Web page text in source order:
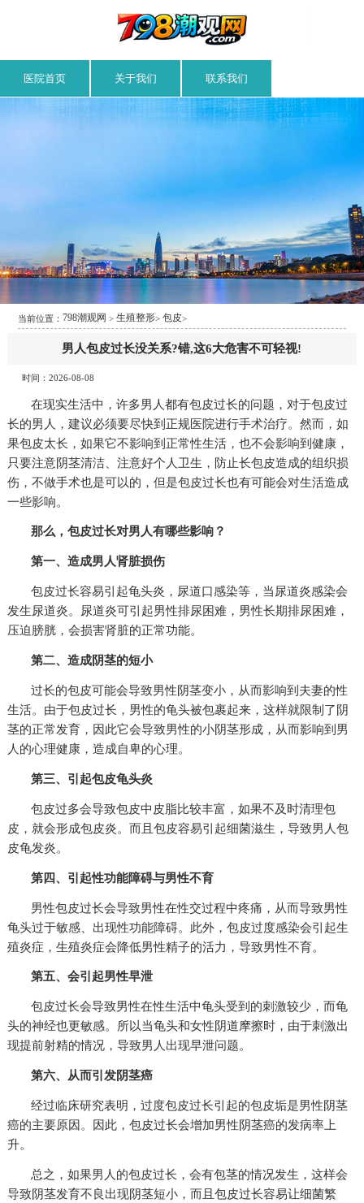
医院首页 关于我们 联系我们
当前位置：798潮观网 >生殖整形>包皮>
男人包皮过长没关系?错,这6大危害不可轻视!
时间：2026-08-08
在现实生活中，许多男人都有包皮过长的问题，对于包皮过
长的男人，建议必须要尽快到正规医院进行手术治疗。然而，如
果包皮太长，如果它不影响到正常性生活，也不会影响到健康，
只要注意阴茎清洁、注意好个人卫生，防止长包皮造成的组织损
伤，不做手术也是可以的，但是包皮过长也有可能会对生活造成
一些影响。
那么，包皮过长对男人有哪些影响？
第一、造成男人肾脏损伤
包皮过长容易引起龟头炎，尿道口感染等，当尿道炎感染会
发生尿道炎。尿道炎可引起男性排尿困难，男性长期排尿困难，
压迫膀胱，会损害肾脏的正常功能。
第二、造成阴茎的短小
过长的包皮可能会导致男性阴茎变小，从而影响到夫妻的性
生活。由于包皮过长，男性的龟头被包裹起来，这样就限制了阴
茎的正常发育，因此它会导致男性的小阴茎形成，从而影响到男
人的心理健康，造成自卑的心理。
第三、引起包皮龟头炎
包皮过多会导致包皮中皮脂比较丰富，如果不及时清理包
皮，就会形成包皮炎。而且包皮容易引起细菌滋生，导致男人包
皮龟发炎。
第四、引起性功能障碍与男性不育
男性包皮过长会导致男性在性交过程中疼痛，从而导致男性
龟头过于敏感、出现性功能障碍。此外，包皮过度感染会引起生
殖炎症，生殖炎症会降低男性精子的活力，导致男性不育。
第五、会引起男性早泄
包皮过长会导致男性在性生活中龟头受到的刺激较少，而龟
头的神经也更敏感。所以当龟头和女性阴道摩擦时，由于刺激出
现提前射精的情况，导致男人出现早泄问题。
第六、从而引发阴茎癌
经过临床研究表明，过度包皮过长引起的包皮垢是男性阴茎
癌的主要原因。因此，包皮过长会增加男性阴茎癌的发病率上
升。
总之，如果男人的包皮过长，会有包茎的情况发生，这样会
导致阴茎发育不良出现阴茎短小，而且包皮过长容易让细菌繁